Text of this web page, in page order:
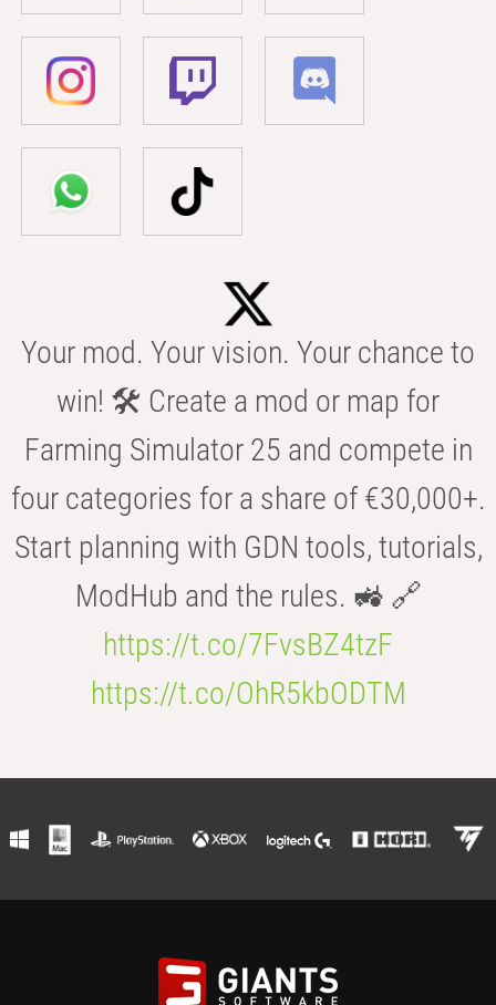
Your mod. Your vision. Your chance to
win! 🛠️ Create a mod or map for
Farming Simulator 25 and compete in
four categories for a share of €30,000+.
Start planning with GDN tools, tutorials,
ModHub and the rules. 🚜 🔗
https://t.co/7FvsBZ4tzF
https://t.co/OhR5kbODTM